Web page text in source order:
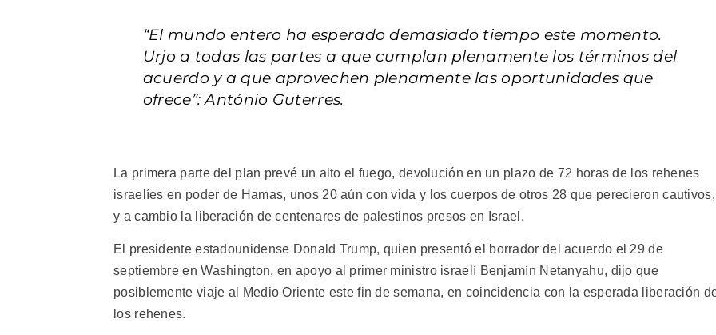
“El mundo entero ha esperado demasiado tiempo este momento.
Urjo a todas las partes a que cumplan plenamente los términos del
acuerdo y a que aprovechen plenamente las oportunidades que
ofrece”: António Guterres.
La primera parte del plan prevé un alto el fuego, devolución en un plazo de 72 horas de los rehenes
israelíes en poder de Hamas, unos 20 aún con vida y los cuerpos de otros 28 que perecieron cautivos,
y a cambio la liberación de centenares de palestinos presos en Israel.
El presidente estadounidense Donald Trump, quien presentó el borrador del acuerdo el 29 de
septiembre en Washington, en apoyo al primer ministro israelí Benjamín Netanyahu, dijo que
posiblemente viaje al Medio Oriente este fin de semana, en coincidencia con la esperada liberación
los rehenes.